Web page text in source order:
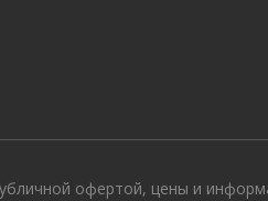
офертой, цены и